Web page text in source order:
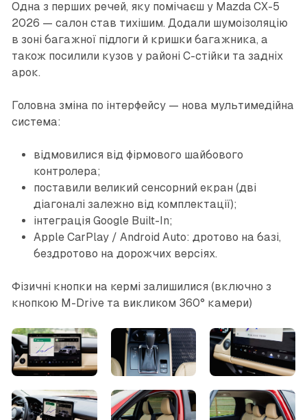
Одна з перших речей, яку помічаєш у Mazda CX-5
2026 — салон став тихішим. Додали шумоізоляцію
в зоні багажної підлоги й кришки багажника, а
також посилили кузов у районі C-стійки та задніх
арок.
Головна зміна по інтерфейсу — нова мультимедійна
система:
відмовилися від фірмового шайбового
контролера;
поставили великий сенсорний екран (дві
діагоналі залежно від комплектації);
інтеграція Google Built-In;
Apple CarPlay / Android Auto: дротово на базі,
бездротово на дорожчих версіях.
Фізичні кнопки на кермі залишилися (включно з
кнопкою M-Drive та викликом 360° камери)